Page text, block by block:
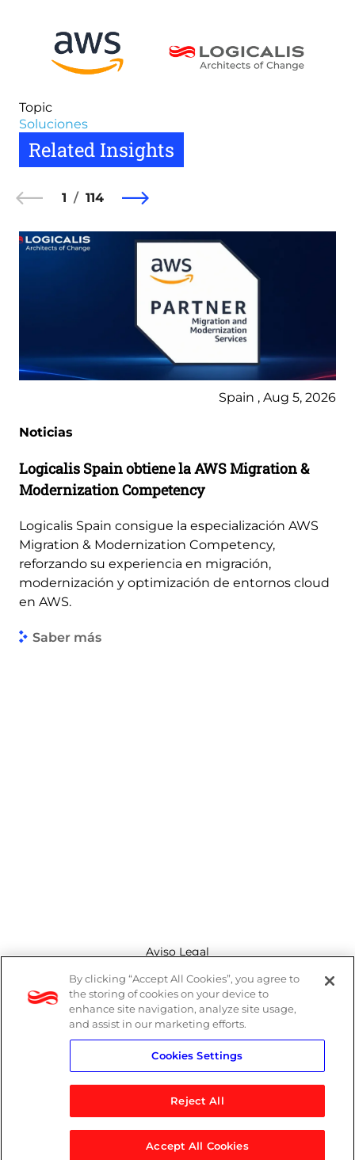
Topic
Soluciones
Related Insights
1 114
Spain , Aug 5, 2026
Noticias
Logicalis Spain obtiene la AWS Migration &
Modernization Competency
Logicalis Spain consigue la especialización AWS
Migration & Modernization Competency,
reforzando su experiencia en migración,
modernización y optimización de entornos cloud
en AWS.
Saber más
© 2026 Logicalis Group
Aviso Legal
Canal de denuncias
Política de cookies
Política de privacidad
By clicking “Accept All Cookies”, you agree to
the storing of cookies on your device to
enhance site navigation, analyze site usage,
and assist in our marketing efforts.
Cookies Settings
Reject All
Accept All Cookies